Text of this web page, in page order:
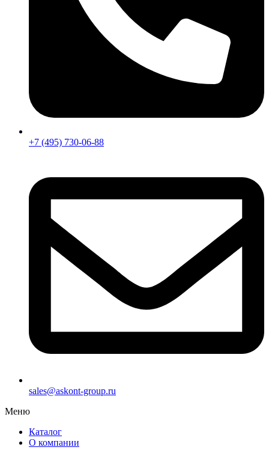
+7 (495) 730-06-88
sales@askont-group.ru
Меню
Каталог
О компании